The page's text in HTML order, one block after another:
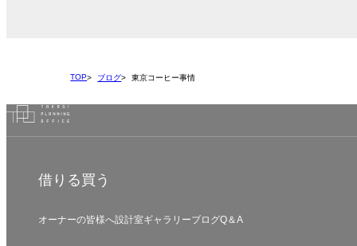
TOP ブログ 東京コーヒー事情
借りる 買う
オーナーの皆様へ設計室ギャラリーブログQ＆A